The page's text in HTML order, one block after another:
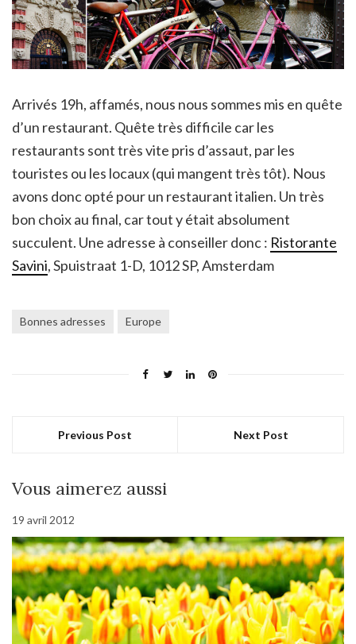
Arrivés 19h, affamés, nous nous sommes mis en quête
d’un restaurant. Quête très difficile car les
restaurants sont très vite pris d’assaut, par les
touristes ou les locaux (qui mangent très tôt). Nous
avons donc opté pour un restaurant italien. Un très
bon choix au final, car tout y était absolument
succulent. Une adresse à conseiller donc : Ristorante
Savini, Spuistraat 1-D, 1012 SP, Amsterdam
Bonnes adresses Europe
Previous Post Next Post
Vous aimerez aussi
19 avril 2012